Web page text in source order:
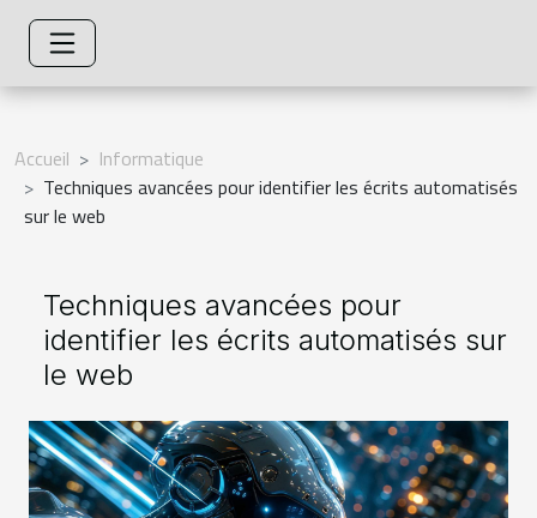
Accueil
Informatique
Techniques avancées pour identifier les écrits automatisés
sur le web
Techniques avancées pour
identifier les écrits automatisés sur
le web